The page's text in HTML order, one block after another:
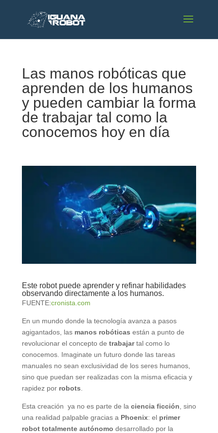
Las manos robóticas que
aprenden de los humanos
y pueden cambiar la forma
de trabajar tal como la
conocemos hoy en día
Este robot puede aprender y refinar habilidades
observando directamente a los humanos.
FUENTE:cronista.com
En un mundo donde la tecnología avanza a pasos
agigantados, las manos robóticas están a punto de
revolucionar el concepto de trabajartal como lo
conocemos. Imaginate un futuro donde las tareas
manuales no sean exclusividad de los seres humanos,
sino que puedan ser realizadas con la misma eficacia y
rapidez por robots
Esta creación ya no es parte de la ciencia ficción , sino
una realidad palpable gracias a Phoenix: el primer
robot totalmente autónomo desarrollado por la